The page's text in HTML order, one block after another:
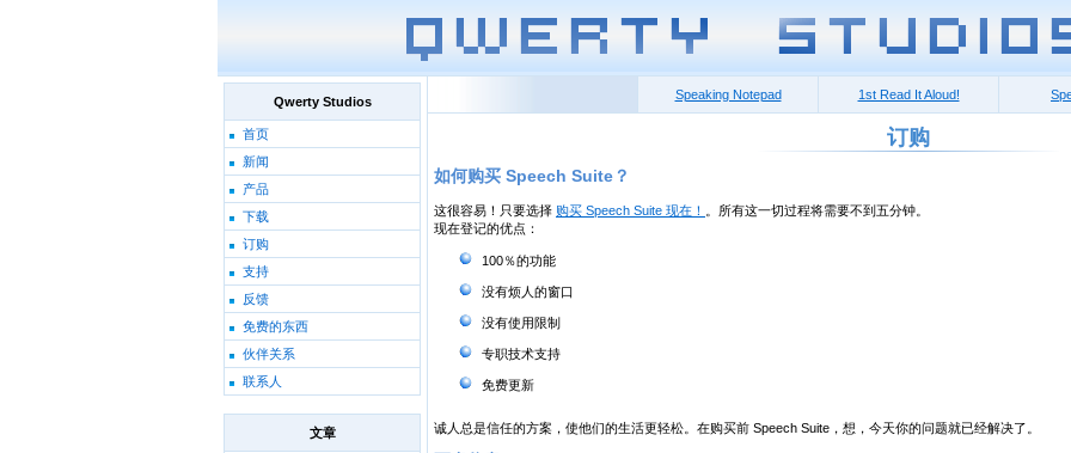
Qwerty Studios
首页
新闻
产品
下载
订购
支持
反馈
免费的东西
伙伴关系
联系人
文章
Speaking Notepad 1st Read It Aloud!
订购
如何购买 Speech Suite？
这很容易！只要选择 购买 Speech Suite 现在！ 。所有这一切过程将需要不到五分钟。
现在登记的优点：
100％的功能
没有烦人的窗口
没有使用限制
专职技术支持
免费更新
诚人总是信任的方案，使他们的生活更轻松。在购买前 Speech Suite，想，今天你的问题就已经解决了。